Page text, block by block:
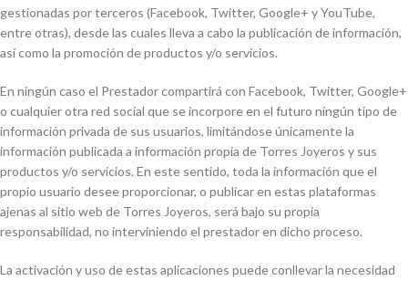
gestionadas por terceros (Facebook, Twitter, Google+ y YouTube,
entre otras), desde las cuales lleva a cabo la publicación de información,
así como la promoción de productos y/o servicios.
En ningún caso el Prestador compartirá con Facebook, Twitter, Google+
o cualquier otra red social que se incorpore en el futuro ningún tipo de
información privada de sus usuarios, limitándose únicamente la
información publicada a información propia de Torres Joyeros y sus
productos y/o servicios. En este sentido, toda la información que el
propio usuario desee proporcionar, o publicar en estas plataformas
ajenas al sitio web de Torres Joyeros, será bajo su propia
responsabilidad, no interviniendo el prestador en dicho proceso.
La activación y uso de estas aplicaciones puede conllevar la necesidad